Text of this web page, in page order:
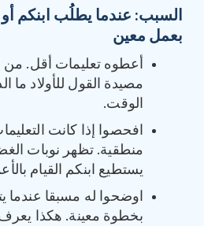
السبب: عندما يطلُب ابنكم
بعمل معين
أعطوه تعليمات أقل.
مصيدة القول للأولاد ما
الوقت.
افحصوا إذا كانت
منطقية. تظهر نوبات
يستطيع ابنكم القيام
اوضحوا له مسبقا عندما
بخطوة معينة. هكذا